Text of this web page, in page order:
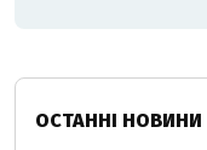
ОСТАННІ НОВИНИ